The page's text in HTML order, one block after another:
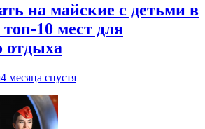
на майские с детьми в
топ-10 мест для
отдыха
4 месяца спустя